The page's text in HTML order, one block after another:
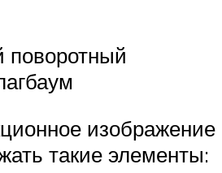
поворотный
изображение
такие элементы: